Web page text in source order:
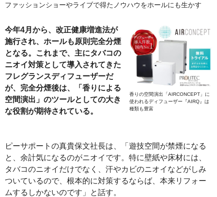
ファッションショーやライブで得たノウハウをホールにも生かす
香りの空間演出「AIRCONCEPT」に
使われるディフューザー『AIRQ』は
種類も豊富
今年4月から、改正健康増進法が
施行され、ホールも原則完全分煙
となる。これまで、主にタバコの
ニオイ対策として導入されてきた
フレグランスディフューザーだ
が、完全分煙後は、「香りによる
空間演出」のツールとしての大き
な役割が期待されている。
ピーサポートの真貴保文社長は、「遊技空間が禁煙になる
と、余計気になるのがニオイです。特に壁紙や床材には、
タバコのニオイだけでなく、汗やカビのニオイなどがしみ
ついているので、根本的に対策するならば、本来リフォー
ムするしかないのです」と話す。